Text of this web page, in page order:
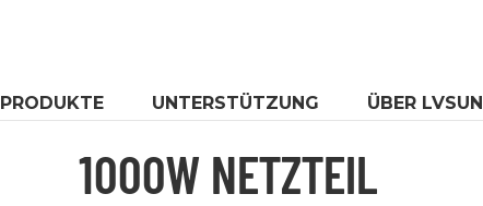
PRODUKTE UNTERSTÜTZUNG ÜBER LVSUN
1000W NETZTEIL